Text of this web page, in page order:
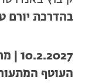
בהדרכת יורם
העוטף